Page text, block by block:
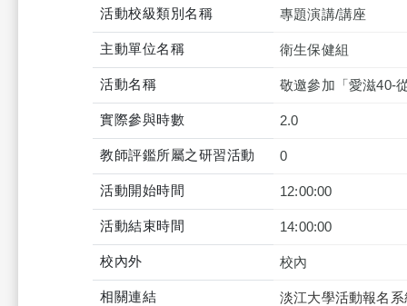
活動校級類別名稱 專題演講/講座
主動單位名稱 衛生保健組
活動名稱 敬邀參加「愛滋40-
實際參與時數 2.0
教師評鑑所屬之研習活動 0
活動開始時間 12:00:00
活動結束時間 14:00:00
校內外 校內
相關連結 淡江大學活動報名